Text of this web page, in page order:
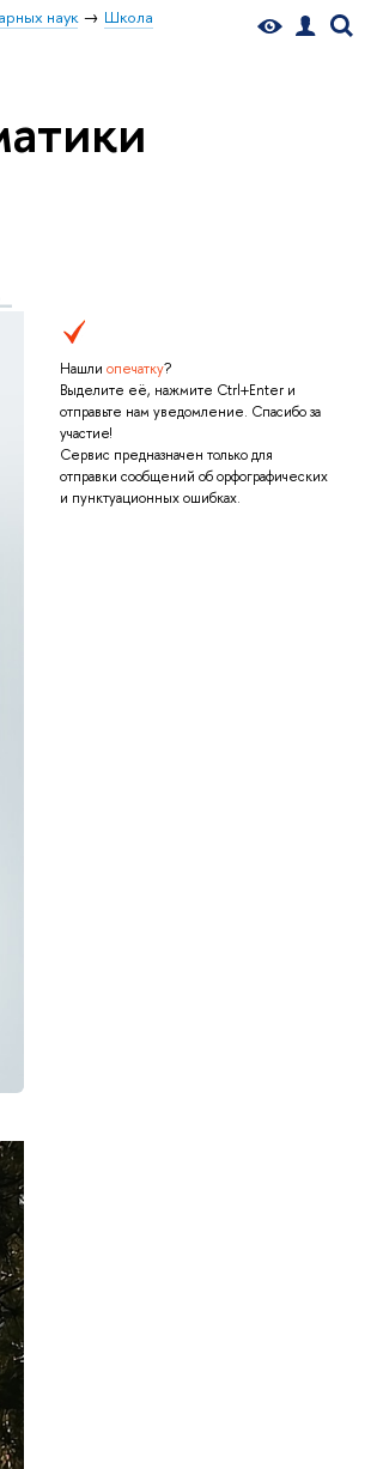
наук
Школа
Нашли опечатку?
Выделите её, нажмите Ctrl+Enter и
отправьте нам уведомление. Спасибо за
участие!
Сервис предназначен только для
отправки сообщений об орфографических
и пунктуационных ошибках.